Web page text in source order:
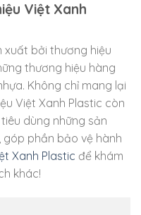
Việt Xanh
xuất bởi thương hiệu
thương hiệu hàng
Không chỉ mang lại
Việt Xanh Plastic còn
dùng những sản
phần bảo vệ hành
Xanh Plastic để khám
khác!